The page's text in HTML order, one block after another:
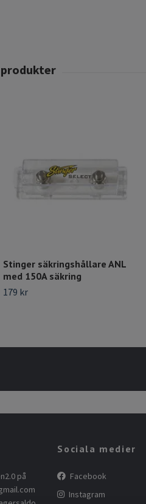
Stinger säkringshållare ANL
med 150A säkring
179 kr
på
Sociala medier
Facebook
Instagram